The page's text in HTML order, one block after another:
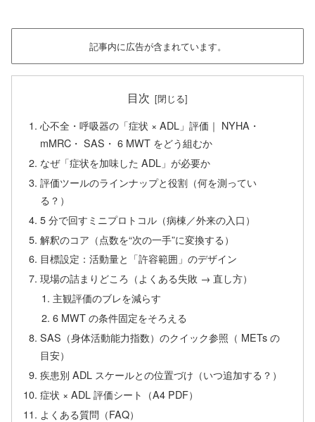
記事内に広告が含まれています。
目次
心不全・呼吸器の「症状 × ADL」評価｜ NYHA・
mMRC・ SAS・ 6 MWT をどう組むか
なぜ「症状を加味した ADL」が必要か
評価ツールのラインナップと役割（何を測ってい
る？）
5 分で回すミニプロトコル（病棟／外来の入口）
解釈のコア（点数を“次の一手”に変換する）
目標設定：活動量と「許容範囲」のデザイン
現場の詰まりどころ（よくある失敗 → 直し方）
主観評価のブレを減らす
6 MWT の条件固定をそろえる
SAS（身体活動能力指数）のクイック参照（ METs の
目安）
疾患別 ADL スケールとの位置づけ（いつ追加する？）
症状 × ADL 評価シート（A4 PDF）
よくある質問（FAQ）